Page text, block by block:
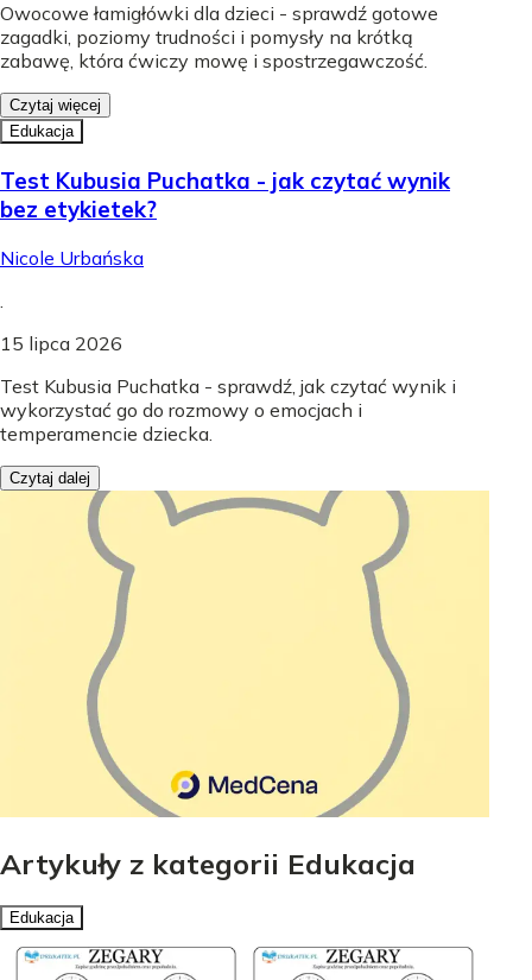
Owocowe łamigłówki dla dzieci - sprawdź gotowe
zagadki, poziomy trudności i pomysły na krótką
zabawę, która ćwiczy mowę i spostrzegawczość.
Czytaj więcej
Edukacja
Test Kubusia Puchatka - jak czytać wynik
bez etykietek?
Nicole Urbańska
15 lipca 2026
Test Kubusia Puchatka - sprawdź, jak czytać wynik i
wykorzystać go do rozmowy o emocjach i
temperamencie dziecka.
Czytaj dalej
Artykuły z kategorii Edukacja
Edukacja